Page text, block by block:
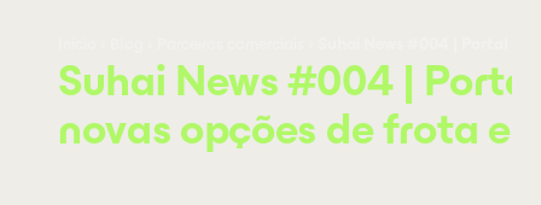
Suhai News #004 |
novas opções de frota e